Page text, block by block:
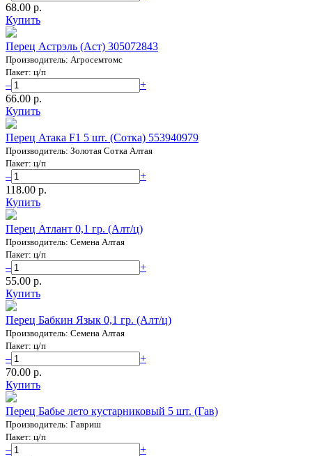
68.00 p.
Купить
Перец Астрэль (Аст) 305072843
Производитель: Агросемтомс
Пакет: ц/п
–
+
66.00 p.
Купить
Перец Атака F1 5 шт. (Сотка) 553940979
Производитель: Золотая Сотка Алтая
Пакет: ц/п
–
+
118.00 p.
Купить
Перец Атлант 0,1 гр. (Алт/ц)
Производитель: Семена Алтая
Пакет: ц/п
–
+
55.00 p.
Купить
Перец Бабкин Язык 0,1 гр. (Алт/ц)
Производитель: Семена Алтая
Пакет: ц/п
–
+
70.00 p.
Купить
Перец Бабье лето кустарниковый 5 шт. (Гав)
Производитель: Гавриш
Пакет: ц/п
–
+